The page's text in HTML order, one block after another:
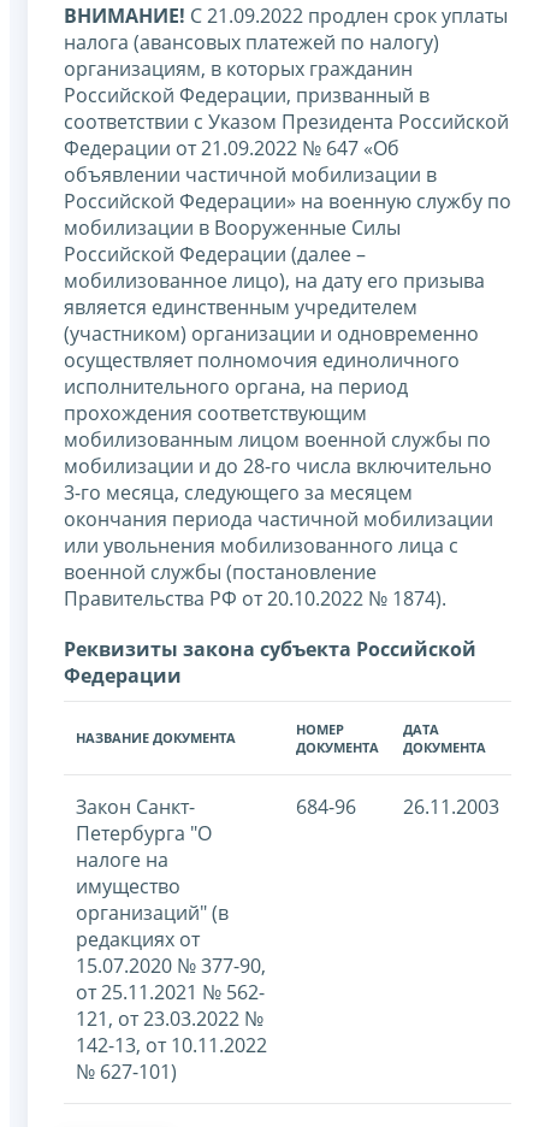
ВНИМАНИЕ! С 21.09.2022 продлен срок уплаты
налога (авансовых платежей по налогу)
организациям, в которых гражданин
Российской Федерации, призванный в
соответствии с Указом Президента Российской
Федерации от 21.09.2022 № 647 «Об
объявлении частичной мобилизации в
Российской Федерации» на военную службу по
мобилизации в Вооруженные Силы
Российской Федерации (далее –
мобилизованное лицо), на дату его призыва
является единственным учредителем
(участником) организации и одновременно
осуществляет полномочия единоличного
исполнительного органа, на период
прохождения соответствующим
мобилизованным лицом военной службы по
мобилизации и до 28-го числа включительно
3-го месяца, следующего за месяцем
окончания периода частичной мобилизации
или увольнения мобилизованного лица с
военной службы (постановление
Правительства РФ от 20.10.2022 № 1874).
Реквизиты закона субъекта Российской
Федерации
НАЗВАНИЕ ДОКУМЕНТА
НОМЕР
ДОКУМЕНТА
ДАТА
ДОКУМЕНТА
Закон Санкт-
Петербурга "О
налоге на
имущество
организаций" (в
редакциях от
15.07.2020 № 377-90,
от 25.11.2021 № 562-
121, от 23.03.2022 №
142-13, от 10.11.2022
№ 627-101)
684-96 26.11.2003